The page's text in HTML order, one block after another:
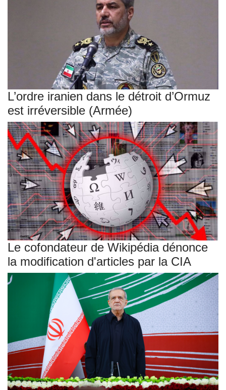
L’ordre iranien dans le détroit d’Ormuz
est irréversible (Armée)
Le cofondateur de Wikipédia dénonce
la modification d'articles par la CIA